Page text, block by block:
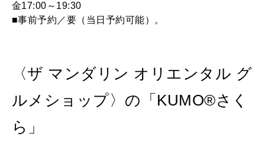
金17:00～19:30
■事前予約／要（当日予約可能）。
〈ザ マンダリン オリエンタル グ
ルメショップ〉の「KUMO®さく
ら」